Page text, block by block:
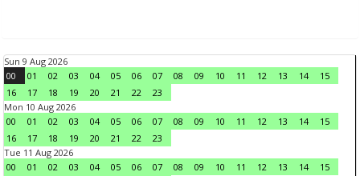
Sun 9 Aug 2026
00
01 02 03 04 05 06 07 08 09 10 11 12 13 14
15
16
17 18 19 20 21 22
23
Mon 10 Aug 2026
00
01 02 03 04 05 06 07 08 09 10 11 12 13 14
15
16
17 18 19 20 21 22
23
Tue 11 Aug 2026
00
01 02 03 04 05 06 07 08 09 10 11 12 13 14
15